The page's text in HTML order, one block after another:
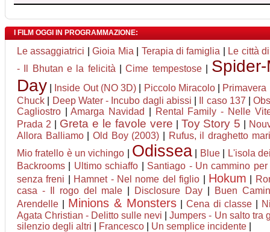
I FILM OGGI IN PROGRAMMAZIONE:
Le assaggiatrici |Gioia Mia Terapia di famiglia
Le città
- Il Bhutan e la felicità |Cime tempestose|
Day
Inside Out (NO 3D) Piccolo Miracolo| Primavera
Chuck
Deep Water - Incubo dagli abissi Il caso 137 |
Cagliostro |Amarga Navidad
Rental Family - Nelle
Prada 2
Greta e le favole vere Toy Story 5
Allora Balliamo|Old Boy (2003)
Rufus, il draghetto
Mio fratello è un vichingo
Odissea Blue|
L'isola
Backrooms
Ultimo schiaffo
Santiago - Un cammino
senza freni
Hamnet - Nel nome del figlio Hokum
casa - Il rogo del male
Disclosure Day
Buen
Arendelle
Minions & Monsters| Cena di classe
Agata Christian - Delitto sulle nevi |Jumpers - Un salto tra
silenzio degli altri
Francesco Un semplice incidente